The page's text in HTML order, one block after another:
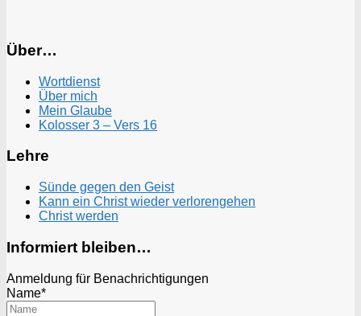
Über…
Wortdienst
Über mich
Mein Glaube
Kolosser 3 – Vers 16
Lehre
Sünde gegen den Geist
Kann ein Christ wieder verlorengehen
Christ werden
Informiert bleiben…
Anmeldung für Benachrichtigungen
Name*